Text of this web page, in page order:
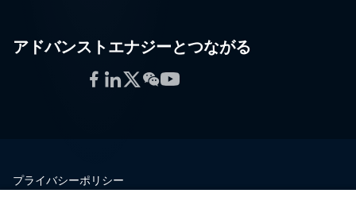
アドバンストエナジーとつながる
Facebook
LinkedIn
Twitter
WeChat
YouTube
プライバシーポリシー